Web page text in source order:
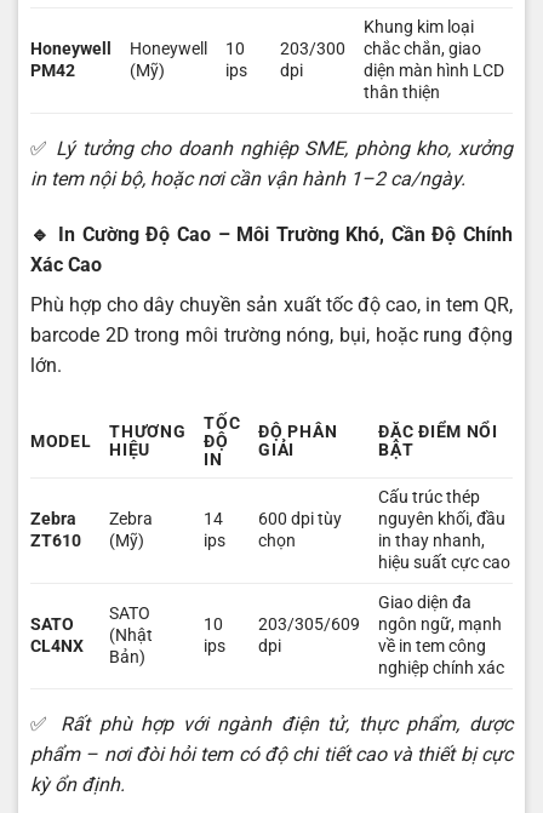
Honeywell
PM42
Honeywell
(Mỹ)
10
ips
203/300
dpi
Khung kim loại
chắc chắn, giao
diện màn hình LCD
thân thiện
✅ Lý tưởng cho doanh nghiệp SME, phòng kho, xưởng
in tem nội bộ, hoặc nơi cần vận hành 1–2 ca/ngày.
🔹
In Cường Độ Cao – Môi Trường Khó, Cần Độ Chính
Xác Cao
Phù hợp cho dây chuyền sản xuất tốc độ cao, in tem QR,
barcode 2D trong môi trường nóng, bụi, hoặc rung động
lớn.
MODEL
THƯƠNG
HIỆU
TỐC
ĐỘ
IN
ĐỘ PHÂN
GIẢI
ĐẶC ĐIỂM NỔI
BẬT
Zebra
ZT610
Zebra
(Mỹ)
14
ips
600 dpi tùy
chọn
Cấu trúc thép
nguyên khối, đầu
in thay nhanh,
hiệu suất cực cao
SATO
CL4NX
SATO
(Nhật
Bản)
10
ips
203/305/609
dpi
Giao diện đa
ngôn ngữ, mạnh
về in tem công
nghiệp chính xác
✅ Rất phù hợp với ngành điện tử, thực phẩm, dược
phẩm – nơi đòi hỏi tem có độ chi tiết cao và thiết bị cực
kỳ ổn định.